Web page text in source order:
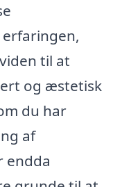
til at
og æstetisk
du har
af
endda